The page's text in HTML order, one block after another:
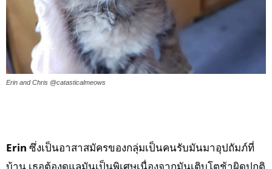
Erin and Chris @catasticalmeows
Erin ซึ่งเป็นอาสาสมัครของกลุ่มเป็นคนรับมันมาอุปถัมภ์ที่